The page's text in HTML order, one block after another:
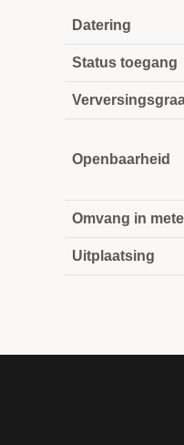
Datering
Status toegang
Openbaarheid
Omvang in
Uitplaatsing